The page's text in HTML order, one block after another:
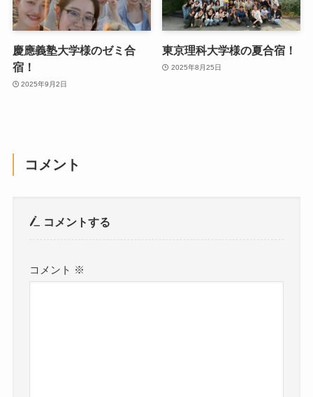
慶應義塾大学様のゼミ合
宿！
2025年9月2日
東京理科大学様の夏合宿！
2025年8月25日
コメント
コメントする
コメント ※